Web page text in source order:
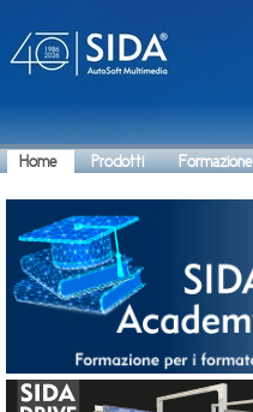
Home Prodotti Formazione